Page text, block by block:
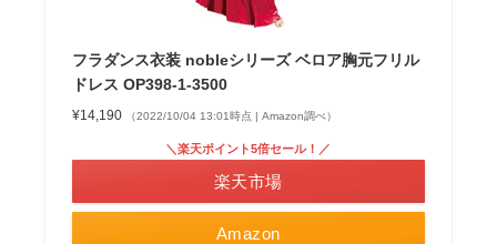
フラダンス衣装 nobleシリーズ ベロア胸元フリル
ドレス OP398-1-3500
¥14,190 （2022/10/04 13:01時点 | Amazon調べ）
Amazon
＼楽天ポイント5倍セール！／
楽天市場